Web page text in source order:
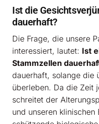
Ist die
dauerhaft?
Die Frage, die unsere
interessiert, lautet: Ist
Stammzellen
dauerhaft, solange die
überleben. Da die Zeit
schreitet der
und unseren